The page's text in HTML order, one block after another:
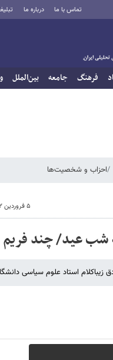
تماس با ما درباره ما
فرهنگ جامعه بین‌الملل
احزاب و شخصیت‌ها
۵ فروردین ۱۳۹۲ - ۲۲:۳۴
شب عید/ چند فریم
زیباکلام استاد علوم سیاسی